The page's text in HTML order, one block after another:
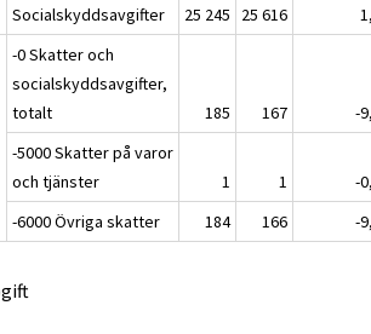
Socialskyddsavgifter 25 245 25 616
-0 Skatter och
socialskyddsavgifter,
totalt
185 167
-
-5000 Skatter på varor
och tjänster
1 1
-
-6000 Övriga skatter
184 166 -